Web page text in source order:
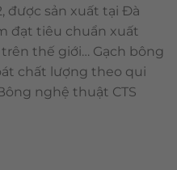
được sản xuất tại Đà
đạt tiêu chuẩn xuất
thế giới… Gạch bông
chất lượng theo qui
nghệ thuật CTS